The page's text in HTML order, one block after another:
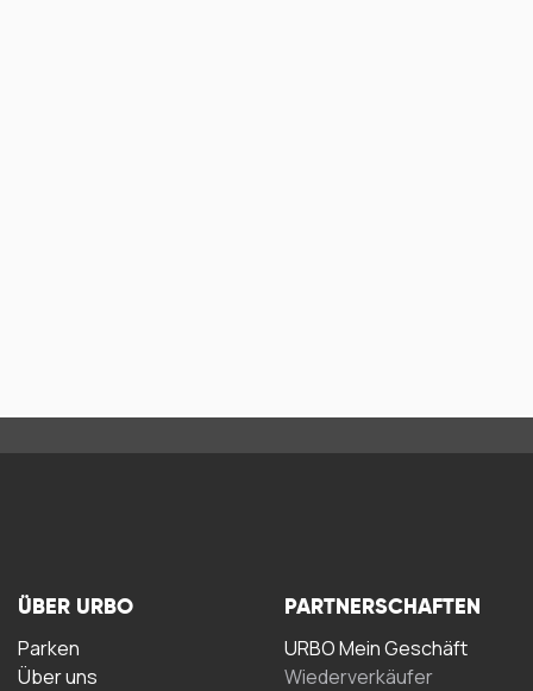
ÜBER URBO
Parken
Über uns
PARTNERSCHAFTEN
URBO Mein Geschäft
Wiederverkäufer